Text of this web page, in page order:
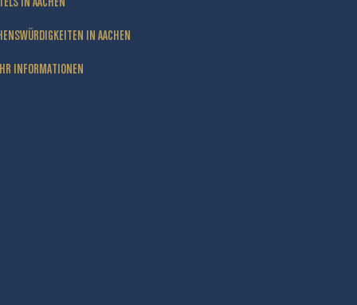
IN AACHEN
INFORMATIONEN